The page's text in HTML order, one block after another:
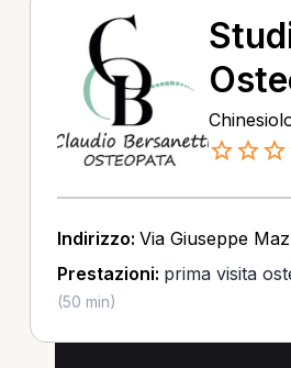
Indirizzo: Via Giuseppe
Prestazioni: prima visita
(50 min)